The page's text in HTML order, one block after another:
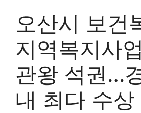
오산시 보건
지역복지사
관왕 석권…
내 최다 수상